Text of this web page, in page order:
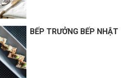
BẾP TRƯỞNG BẾP NHẬT